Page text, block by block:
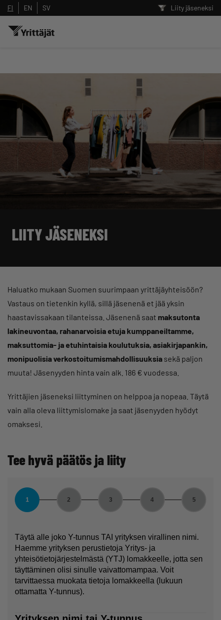
Liity jäseneksi
FI EN SV
LIITY JÄSENEKSI
Haluatko mukaan Suomen suurimpaan yrittäjäyhteisöön?
Vastaus on tietenkin kyllä, sillä jäsenenä et jää yksin
haastavissakaan tilanteissa. Jäsenenä saat maksutonta
lakineuvontaa, rahanarvoisia etuja kumppaneiltamme,
maksuttomia- ja etuhintaisia koulutuksia, asiakirjapankin,
monipuolisia verkostoitumismahdollisuuksia sekä paljon
muuta! Jäsenyyden hinta vain alk. 186 € vuodessa.
Yrittäjien jäseneksi liittyminen on helppoa ja nopeaa. Täytä
vain alla oleva liittymislomake ja saat jäsenyyden hyödyt
omaksesi.
Tee hyvä päätös ja liity
Yrittäjien tekoälyltä
Hae
Suodata hakutuloksia: näytä kaikki sisältö